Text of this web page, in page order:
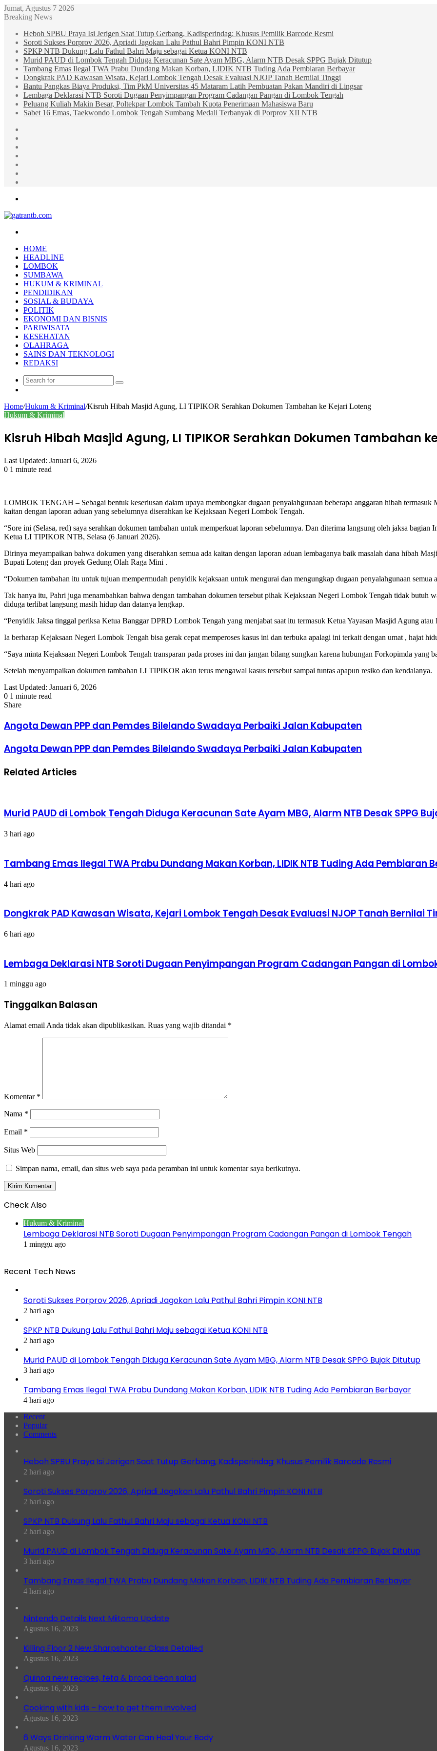
Jumat, Agustus 7 2026
Breaking News
Heboh SPBU Praya Isi Jerigen Saat Tutup Gerbang, Kadisperindag: Khusus Pemilik Barcode Resmi
Soroti Sukses Porprov 2026, Apriadi Jagokan Lalu Pathul Bahri Pimpin KONI NTB
SPKP NTB Dukung Lalu Fathul Bahri Maju sebagai Ketua KONI NTB
Murid PAUD di Lombok Tengah Diduga Keracunan Sate Ayam MBG, Alarm NTB Desak SPPG Bujak Ditutup
Tambang Emas Ilegal TWA Prabu Dundang Makan Korban, LIDIK NTB Tuding Ada Pembiaran Berbayar
Dongkrak PAD Kawasan Wisata, Kejari Lombok Tengah Desak Evaluasi NJOP Tanah Bernilai Tinggi
Bantu Pangkas Biaya Produksi, Tim PkM Universitas 45 Mataram Latih Pembuatan Pakan Mandiri di Lingsar
Lembaga Deklarasi NTB Soroti Dugaan Penyimpangan Program Cadangan Pangan di Lombok Tengah
Peluang Kuliah Makin Besar, Poltekpar Lombok Tambah Kuota Penerimaan Mahasiswa Baru
Sabet 16 Emas, Taekwondo Lombok Tengah Sumbang Medali Terbanyak di Porprov XII NTB
HOME
HEADLINE
LOMBOK
SUMBAWA
HUKUM & KRIMINAL
PENDIDIKAN
SOSIAL & BUDAYA
POLITIK
EKONOMI DAN BISNIS
PARIWISATA
KESEHATAN
OLAHRAGA
SAINS DAN TEKNOLOGI
REDAKSI
Search
Home/Hukum & Kriminal/Kisruh Hibah Masjid Agung, LI TIPIKOR Serahkan Dokumen Tambahan ke Kejari Loteng
Hukum & Kriminal
Kisruh Hibah Masjid Agung, LI TIPIKOR Serahkan Dokumen Tambahan
Last Updated: Januari 6, 2026
0 1 minute read
LOMBOK TENGAH – Sebagai bentuk keseriusan dalam upaya membongkar dugaan penyalahgunaan beberapa anggaran hibah
kaitan dengan laporan aduan yang sebelumnya diserahkan ke Kejaksaan Negeri Lombok Tengah.
“Sore ini (Selasa, red) saya serahkan dokumen tambahan untuk memperkuat laporan sebelumnya. Dan diterima langsung oleh jaksa
Ketua LI TIPIKOR NTB, Selasa (6 Januari 2026).
Dirinya meyampaikan bahwa dokumen yang diserahkan semua ada kaitan dengan laporan aduan lembaganya baik masalah dana hibah
Bupati Loteng dan proyek Gedung Olah Raga Mini .
“Dokumen tambahan itu untuk tujuan mempermudah penyidik kejaksaan untuk mengurai dan mengungkap dugaan penyalahgunaan semua
Tak hanya itu, Pahri juga menambahkan bahwa dengan tambahan dokumen tersebut pihak Kejaksaan Negeri Lombok Tengah tidak butuh
diduga terlibat langsung masih hidup dan datanya lengkap.
“Penyidik Jaksa tinggal periksa Ketua Banggar DPRD Lombok Tengah yang menjabat saat itu termasuk Ketua Yayasan Masjid Agung
Ia berharap Kejaksaan Negeri Lombok Tengah bisa gerak cepat memperoses kasus ini dan terbuka apalagi ini terkait dengan umat , hajat
“Saya minta Kejaksaan Negeri Lombok Tengah transparan pada proses ini dan jangan bilang sungkan karena hubungan Forkopimda yang
Setelah menyampaikan dokumen tambahan LI TIPIKOR akan terus mengawal kasus tersebut sampai tuntas apapun resiko dan kendalanya.
Last Updated: Januari 6, 2026
0 1 minute read
Facebook
Twitter
LinkedIn
Tumblr
Pinterest
Reddit
VKontakte
Odnoklassniki
Pocket
Share
via
Email
Angota Dewan PPP dan Pemdes Bilelando Swadaya Perbaiki Jalan Kabupaten
Angota Dewan PPP dan Pemdes Bilelando Swadaya Perbaiki Jalan Kabupaten
Related Articles
Murid PAUD di Lombok Tengah Diduga Keracunan Sate Ayam MBG, Alarm NTB Desak SPPG
3 hari ago
Tambang Emas Ilegal TWA Prabu Dundang Makan Korban, LIDIK NTB Tuding Ada Pembiaran
4 hari ago
Dongkrak PAD Kawasan Wisata, Kejari Lombok Tengah Desak Evaluasi NJOP Tanah Bernilai
6 hari ago
Lembaga Deklarasi NTB Soroti Dugaan Penyimpangan Program Cadangan Pangan di
1 minggu ago
Tinggalkan Balasan
Alamat email Anda tidak akan dipublikasikan. Ruas yang wajib ditandai *
Komentar *
Nama *
Email *
Situs Web
Simpan nama, email, dan situs web saya pada peramban ini untuk komentar saya berikutnya.
Check Also
Hukum & Kriminal
Lembaga Deklarasi NTB Soroti Dugaan Penyimpangan Program Cadangan Pangan di Lombok Tengah
1 minggu ago
Recent Tech News
Soroti Sukses Porprov 2026, Apriadi Jagokan Lalu Pathul Bahri Pimpin KONI NTB
2 hari ago
SPKP NTB Dukung Lalu Fathul Bahri Maju sebagai Ketua KONI NTB
2 hari ago
Murid PAUD di Lombok Tengah Diduga Keracunan Sate Ayam MBG, Alarm NTB Desak SPPG Bujak Ditutup
3 hari ago
Tambang Emas Ilegal TWA Prabu Dundang Makan Korban, LIDIK NTB Tuding Ada Pembiaran Berbayar
4 hari ago
Recent
Popular
Comments
Heboh SPBU Praya Isi Jerigen Saat Tutup Gerbang, Kadisperindag: Khusus Pemilik Barcode Resmi
2 hari ago
Soroti Sukses Porprov 2026, Apriadi Jagokan Lalu Pathul Bahri Pimpin KONI NTB
2 hari ago
SPKP NTB Dukung Lalu Fathul Bahri Maju sebagai Ketua KONI NTB
2 hari ago
Murid PAUD di Lombok Tengah Diduga Keracunan Sate Ayam MBG, Alarm NTB Desak SPPG Bujak Ditutup
3 hari ago
Tambang Emas Ilegal TWA Prabu Dundang Makan Korban, LIDIK NTB Tuding Ada Pembiaran Berbayar
4 hari ago
Nintendo Details Next Miitomo Update
Agustus 16, 2023
Killing Floor 2 New Sharpshooter Class Detailed
Agustus 16, 2023
Quinoa new recipes, feta & broad bean salad
Agustus 16, 2023
Cooking with kids – how to get them involved
Agustus 16, 2023
6 Ways Drinking Warm Water Can Heal Your Body
Agustus 16, 2023